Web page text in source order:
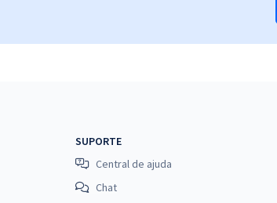
SUPORTE
Central de ajuda
Chat